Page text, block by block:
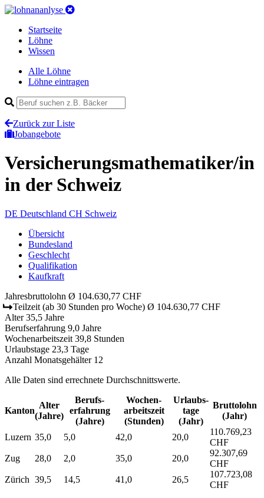
Startseite
Löhne
Wissen
Alle Löhne
Löhne eintragen
Zurück zur Liste
Jobangebote
Versicherungsmathematiker/in
in der Schweiz
DE Deutschland CH Schweiz
Übersicht
Bundesland
Geschlecht
Qualifikation
Kaufkraft
Jahresbruttolohn Ø 104.630,77 CHF
Teilzeit (ab 30 Stunden pro Woche) Ø 104.630,77 CHF
Alter 35,5 Jahre
Berufserfahrung 9,0 Jahre
Wochenarbeitszeit 39,8 Stunden
Urlaubstage 23,3 Tage
Anzahl Monatsgehälter 12
Alle Daten sind errechnete Durchschnittswerte.
Kanton
Alter
(Jahre)
Berufs­
erfahrung
(Jahre)
Wochen­
arbeitszeit
(Stunden)
Urlaubs­
tage
(Jahr)
Bruttolohn
(Jahr)
Luzern 35,0 5,0 42,0 20,0
110.769,23
CHF
Zug
28,0 2,0 35,0 20,0
92.307,69
CHF
Zürich 39,5 14,5 41,0 26,5
107.723,08
CHF